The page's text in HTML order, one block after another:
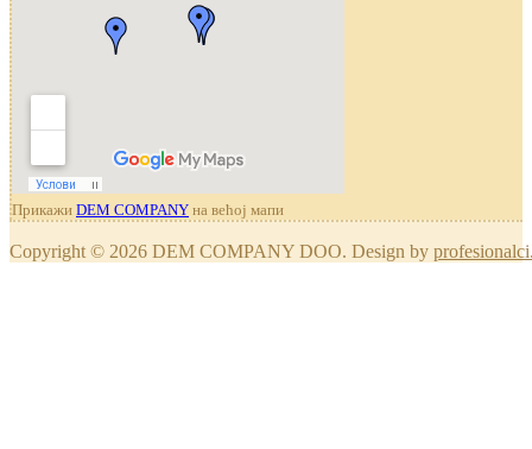
Прикажи DEM COMPANY на већој мапи
Copyright © 2026 DEM COMPANY DOO. Design by